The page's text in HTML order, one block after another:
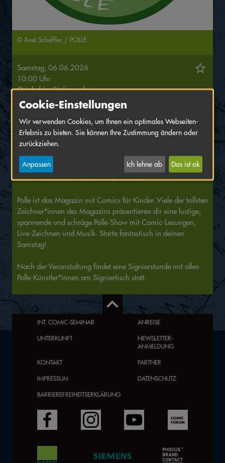
© Axel Scheffler / POLLE
Samstag, 06.06.2026
10:00 Uhr
Ort:kubic, Stufensaal
Eintritt frei!
Lesung mit Wiebke Bolduan, Sarah Brunssen, Aisha Franz,
Melanie Garanin, Jakob Hoffmann, Anke Kuhl, Ferdinand
Lutz, Wauter Mannaert, Mawil, Jörg Mühle, Max de
Radiguès, Mikael Ross, Domi Wendlandt, Lena Winkel u. a.;
Musik: Dominik Merscheid – ab 6 Jahren
Polle ist das Magazin mit Comics für Kinder. Viele der tollsten
Zeichner*innen des Magazins präsentieren dir eine lustige,
spannende und schräge Polle-Show mit Comic-Lesungen,
Live-Zeichnen und Musik. Starte fantastisch in deinen
Samstag!
Nach der Veranstaltung findet eine Signierstunde mit allen
Polle-Künstler*innen am Signiertisch statt.
INT. COMIC-SEMINAR
ANREISE
UNTERKUNFT
NEWSLETTER-
ANMELDUNG
KONTAKT
PARTNER
IMPRESSUM
DATENSCHUTZ
BARRIEREFREIHEITSERKLÄRUNG
Cookie-Einstellungen
Wir verwenden Cookies, um Ihnen ein optimales Webseiten-
Erlebnis zu bieten. Sie können Ihre Zustimmung ändern oder
zurückziehen.
Anpassen Ich lehne ab Das ist ok